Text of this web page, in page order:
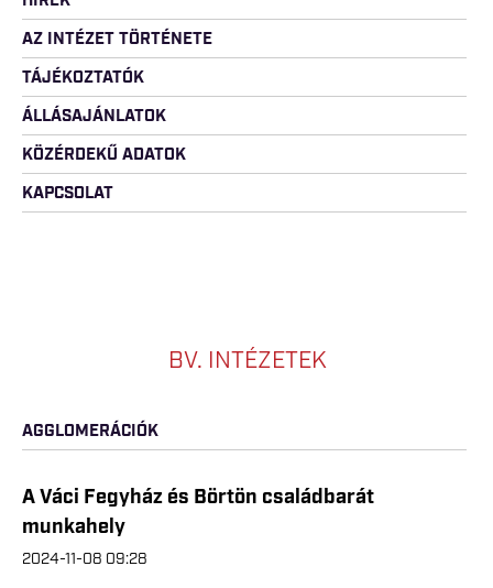
AZ INTÉZET TÖRTÉNETE
TÁJÉKOZTATÓK
ÁLLÁSAJÁNLATOK
KÖZÉRDEKŰ ADATOK
KAPCSOLAT
BV. INTÉZETEK
AGGLOMERÁCIÓK
A Váci Fegyház és Börtön családbarát
munkahely
2024-11-08 09:28